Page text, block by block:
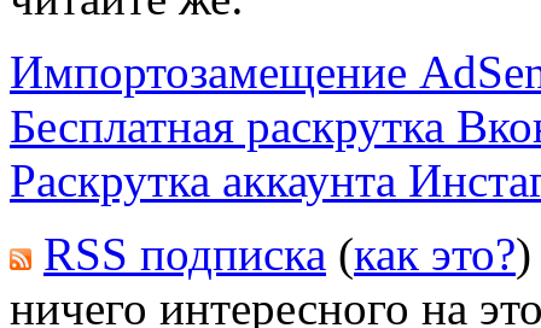
Импортозамещение
Бесплатная раскрутка
Раскрутка аккаунта
RSS подписка (как это?)
ничего интересного на